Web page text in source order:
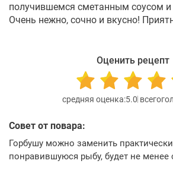
получившемся сметанным соусом и
Очень нежно, сочно и вкусно!
Оценить рецепт
5.0
Совет от повара:
Горбушу можно заменить
понравившуюся рыбу, будет не менее